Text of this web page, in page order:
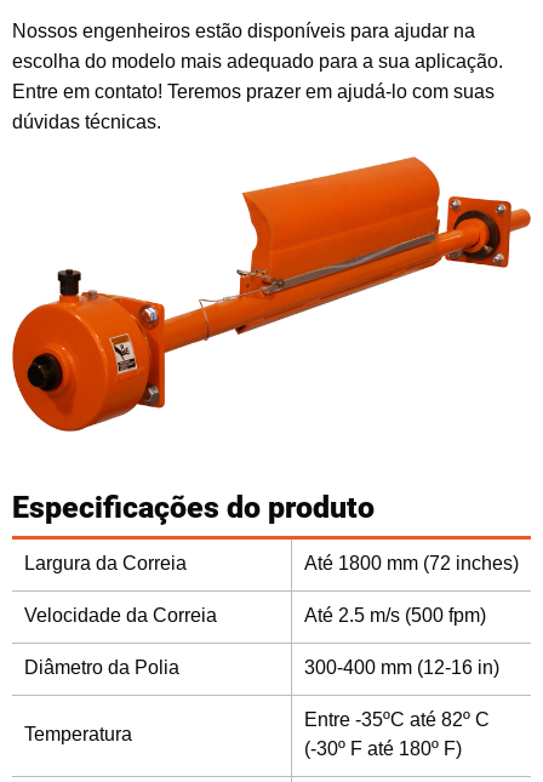
Nossos engenheiros estão disponíveis para ajudar na
escolha do modelo mais adequado para a sua aplicação.
Entre em contato! Teremos prazer em ajudá-lo com suas
dúvidas técnicas.
Especificações do produto
Largura da Correia Até 1800 mm (72 inches)
Velocidade da Correia Até 2.5 m/s (500 fpm)
Diâmetro da Polia 300-400 mm (12-16 in)
Temperatura
Entre -35ºC até 82º C
(-30º F até 180º F)